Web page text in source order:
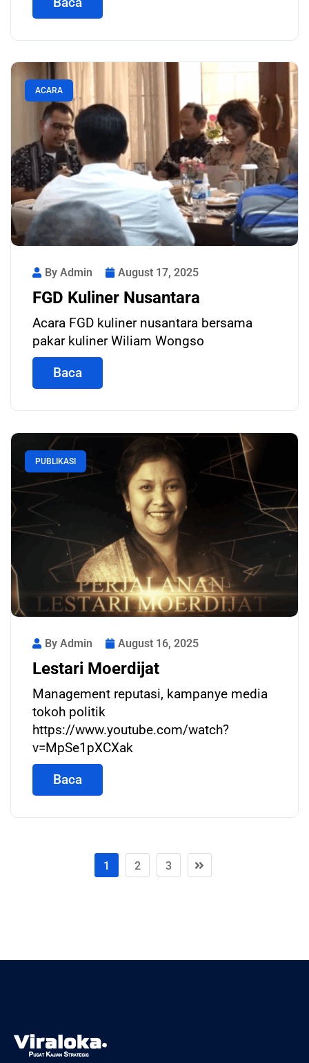
ACARA
By Admin August 17, 2025
FGD Kuliner Nusantara
Acara FGD kuliner nusantara bersama
pakar kuliner Wiliam Wongso
Baca
PUBLIKASI
By Admin August 16, 2025
Lestari Moerdijat
Management reputasi, kampanye media
tokoh politik
https://www.youtube.com/watch?
v=MpSe1pXCXak
Baca
1 2 3